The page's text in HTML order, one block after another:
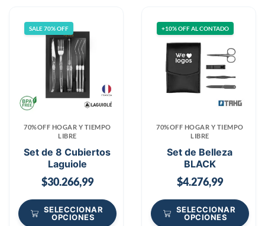
SALE 70% OFF
70%OFF HOGAR Y TIEMPO
LIBRE
Set de 8 Cubiertos
Laguiole
$30.266,99
SELECCIONAR
OPCIONES
+10% OFF AL CONTADO
70%OFF HOGAR Y TIEMPO
LIBRE
Set de Belleza
BLACK
$4.276,99
SELECCIONAR
OPCIONES